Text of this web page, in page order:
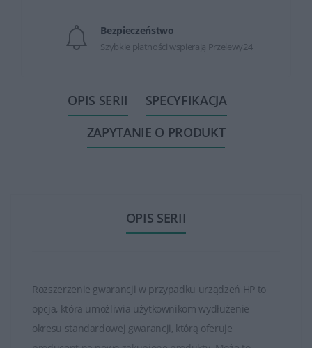
Bezpieczeństwo
Szybkie płatności wspierają Przelewy24
OPIS SERII
SPECYFIKACJA
ZAPYTANIE O PRODUKT
OPIS SERII
Rozszerzenie gwarancji w przypadku urządzeń HP to
opcja, która umożliwia użytkownikom wydłużenie
okresu standardowej gwarancji, którą oferuje